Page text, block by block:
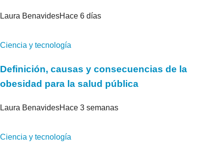
Laura BenavidesHace 6 días
Ciencia y tecnología
Definición, causas y consecuencias de la
obesidad para la salud pública
Laura BenavidesHace 3 semanas
Ciencia y tecnología